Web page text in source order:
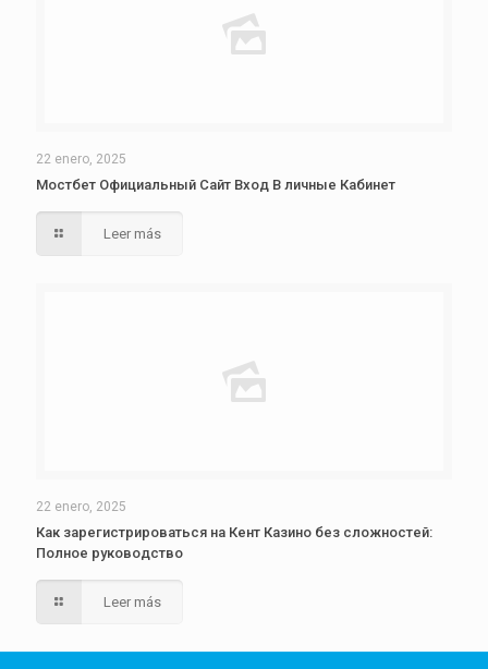
22 enero, 2025
Мостбет Официальный Сайт Вход В личные Кабинет
Leer más
22 enero, 2025
Как зарегистрироваться на Кент Казино без сложностей:
Полное руководство
Leer más